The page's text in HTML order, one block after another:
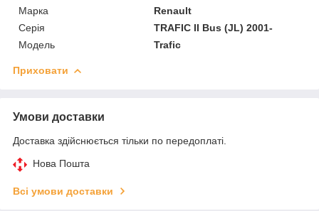
Марка
Renault
Серія
TRAFIC II Bus (JL) 2001-
Модель
Trafic
Приховати
Умови доставки
Доставка здійснюється тільки по передоплаті.
Нова Пошта
Всі умови доставки